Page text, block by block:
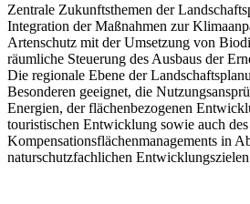
Zentrale Zukunftsthemen der
Integration der Maßnahmen zur
Artenschutz mit der Umsetzung von
räumliche Steuerung des Ausbaus der
Die regionale Ebene der
Besonderen geeignet, die
Energien, der flächenbezogenen
touristischen Entwicklung sowie auch des
Kompensationsflächenmanagements in
naturschutzfachlichen